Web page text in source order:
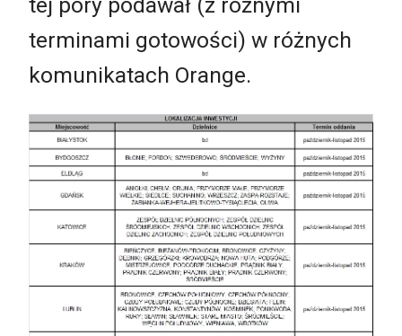
terminami gotowości) w różnych
komunikatach Orange.